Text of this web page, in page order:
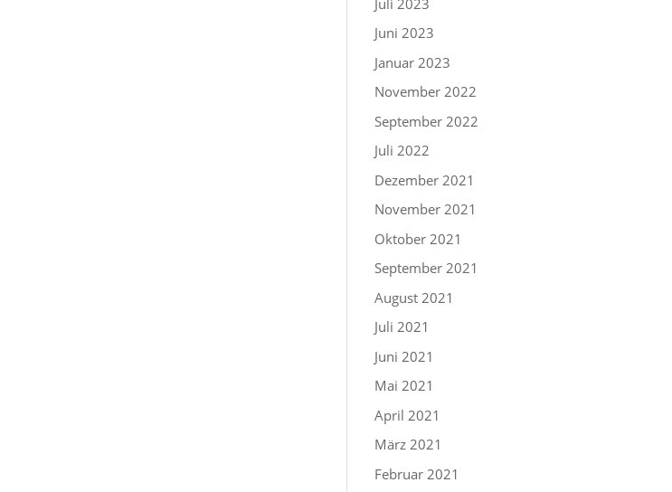
Juni 2023
Januar 2023
November 2022
September 2022
Juli 2022
Dezember 2021
November 2021
Oktober 2021
September 2021
August 2021
Juli 2021
Juni 2021
Mai 2021
April 2021
März 2021
Februar 2021